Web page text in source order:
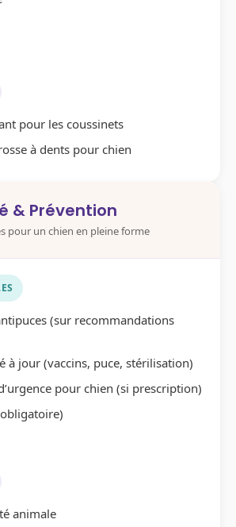
pour les coussinets
à dents pour chien
& Prévention
pour un chien en pleine forme
(sur recommandations
à jour (vaccins, puce, stérilisation)
pour chien (si prescription)
animale